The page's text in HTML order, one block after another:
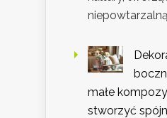
małe
stworzyć